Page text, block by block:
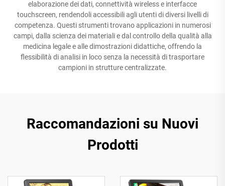
elaborazione dei dati, connettività wireless e interfacce
touchscreen, rendendoli accessibili agli utenti di diversi livelli di
competenza. Questi strumenti trovano applicazioni in numerosi
campi, dalla scienza dei materiali e dal controllo della qualità alla
medicina legale e alle dimostrazioni didattiche, offrendo la
flessibilità di analisi in loco senza la necessità di trasportare
campioni in strutture centralizzate.
Raccomandazioni su Nuovi
Prodotti